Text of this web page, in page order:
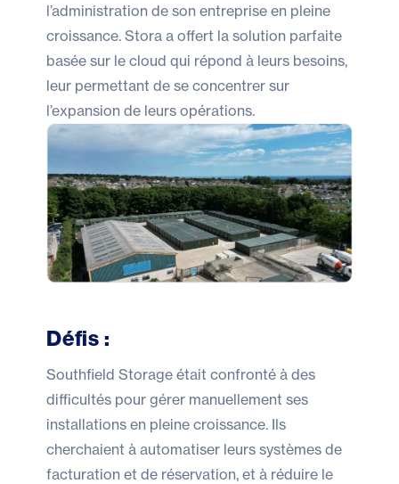
l’administration de son entreprise en pleine
croissance. Stora a offert la solution parfaite
basée sur le cloud qui répond à leurs besoins,
leur permettant de se concentrer sur
l’expansion de leurs opérations.
Défis :
Southfield Storage était confronté à des
difficultés pour gérer manuellement ses
installations en pleine croissance. Ils
cherchaient à automatiser leurs systèmes de
facturation et de réservation, et à réduire le